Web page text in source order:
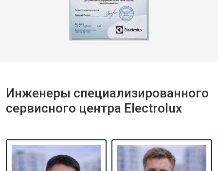
Инженеры специализированного
сервисного центра Electrolux